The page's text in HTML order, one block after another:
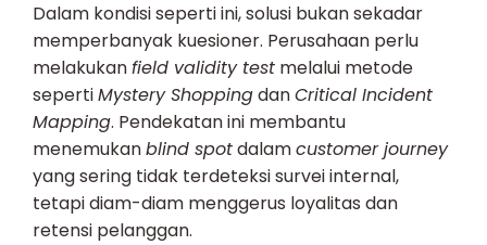
Dalam kondisi seperti ini, solusi bukan sekadar
memperbanyak kuesioner. Perusahaan perlu
melakukanfield validity test melalui metode
sepertiMystery ShoppingdanCritical Incident
Mapping. Pendekatan ini membantu
menemukanblind spotdalamcustomer journey
yang sering tidak terdeteksi survei internal,
tetapi diam-diam menggerus loyalitas dan
retensi pelanggan.